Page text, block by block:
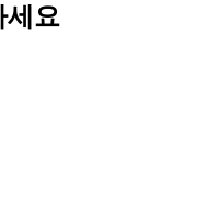
세요